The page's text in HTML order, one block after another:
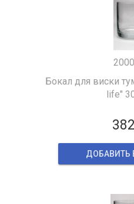
Бокал для виски
life"
382
ДОБАВИТЬ